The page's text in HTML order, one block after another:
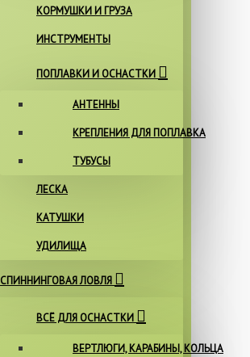
КОРМУШКИ И ГРУЗА
ИНСТРУМЕНТЫ
ПОПЛАВКИ И ОСНАСТКИ
АНТЕННЫ
КРЕПЛЕНИЯ ДЛЯ ПОПЛАВКА
ТУБУСЫ
ЛЕСКА
КАТУШКИ
УДИЛИЩА
СПИННИНГОВАЯ ЛОВЛЯ
ВСЁ ДЛЯ ОСНАСТКИ
ВЕРТЛЮГИ, КАРАБИНЫ, КОЛЬЦА